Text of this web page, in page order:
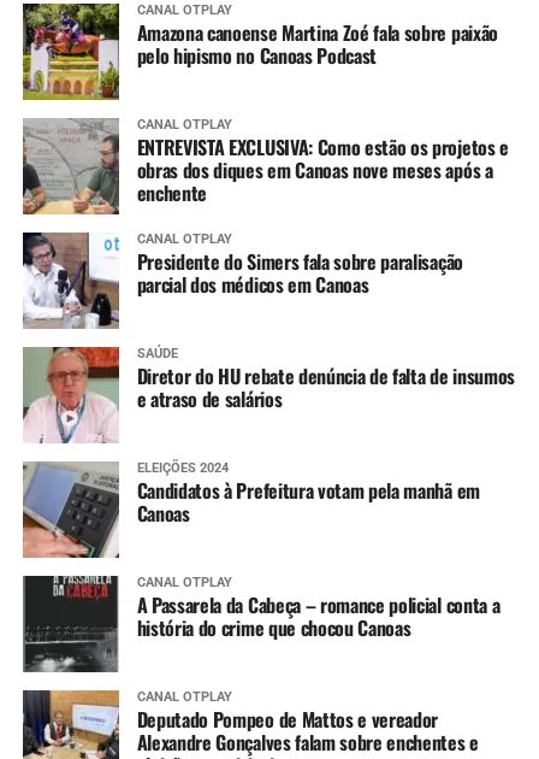
CANAL OTPLAY
Amazona canoense Martina Zoé fala sobre paixão
pelo hipismo no Canoas Podcast
CANAL OTPLAY
ENTREVISTA EXCLUSIVA: Como estão os projetos e
obras dos diques em Canoas nove meses após a
enchente
CANAL OTPLAY
Presidente do Simers fala sobre paralisação
parcial dos médicos em Canoas
SAÚDE
Diretor do HU rebate denúncia de falta de insumos
e atraso de salários
ELEIÇÕES 2024
Candidatos à Prefeitura votam pela manhã em
Canoas
CANAL OTPLAY
A Passarela da Cabeça – romance policial conta a
história do crime que chocou Canoas
CANAL OTPLAY
Deputado Pompeo de Mattos e vereador
Alexandre Gonçalves falam sobre enchentes e